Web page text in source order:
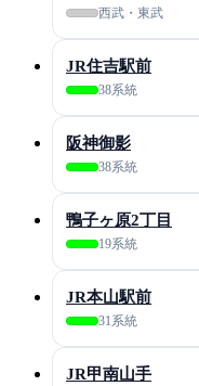
西武・東武
JR住吉駅前
38系統
阪神御影
38系統
鴨子ヶ原2丁目
19系統
JR本山駅前
31系統
JR甲南山手